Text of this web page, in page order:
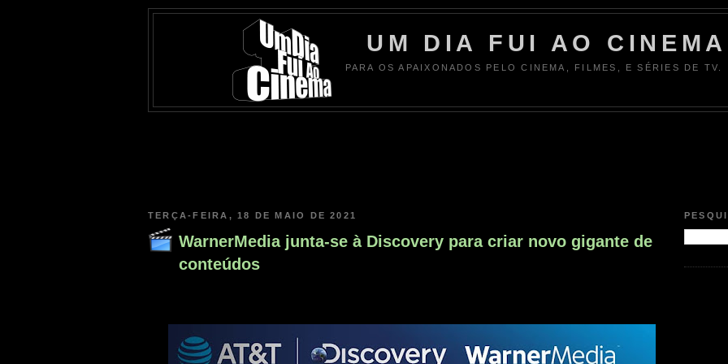
UM DIA FUI AO CINEMA
PARA OS APAIXONADOS PELO CINEMA, FILMES, E SÉRIES DE TV.
TERÇA-FEIRA, 18 DE MAIO DE 2021
WarnerMedia junta-se à Discovery para criar novo gigante de
conteúdos